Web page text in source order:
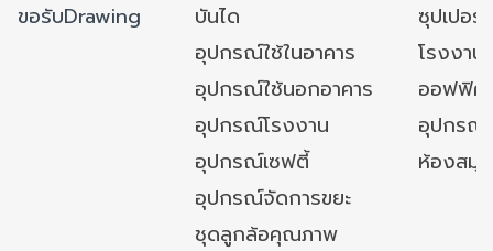
ขอรับDrawing
บันได
ซุปเปอ
อุปกรณ์ใช้ในอาคาร
โรงงา
อุปกรณ์ใช้นอกอาคาร
ออฟฟิศ/
อุปกรณ์โรงงาน
อุปกรณ์
อุปกรณ์เซฟตี้
ห้องสมุ
อุปกรณ์จัดการขยะ
ชุดลูกล้อคุณภาพ